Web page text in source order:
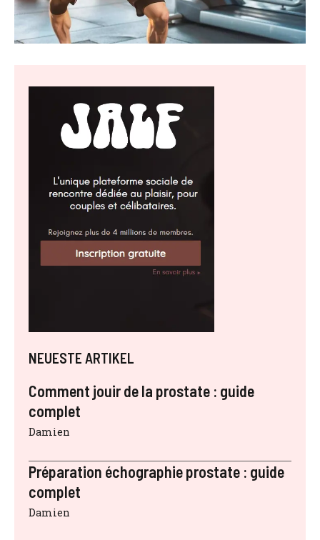
NEUESTE ARTIKEL
Comment jouir de la prostate : guide
complet
Damien
Préparation échographie prostate : guide
complet
Damien